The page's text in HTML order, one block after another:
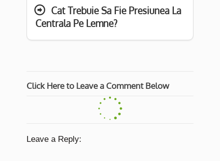
Cat Trebuie Sa Fie Presiunea La
Centrala Pe Lemne?
Click Here to Leave a Comment Below
Leave a Reply: